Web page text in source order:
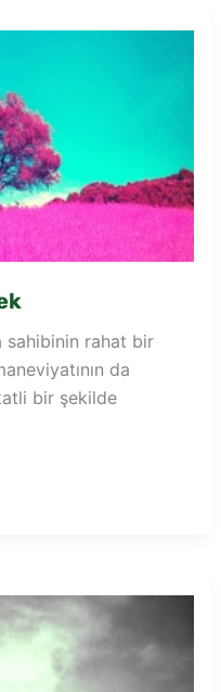
sahibinin rahat bir
da
bir şekilde